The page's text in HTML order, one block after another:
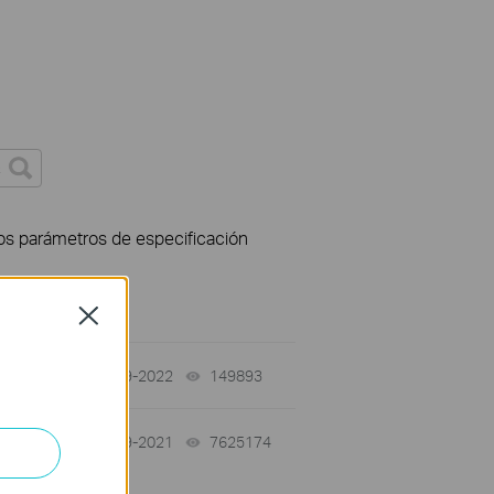
parámetros de especificación
04-29-2022 149893
10-29-2021 7625174
Close